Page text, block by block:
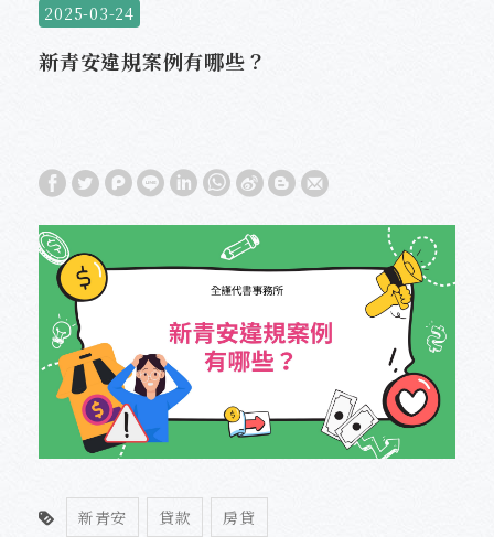
2025-03-24
新青安違規案例有哪些？
新青安 貸款 房貸